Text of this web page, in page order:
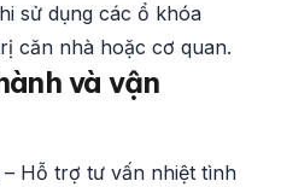
sử dụng các ổ khóa
căn nhà hoặc cơ quan.
và vận
Hỗ trợ tư vấn nhiệt tình